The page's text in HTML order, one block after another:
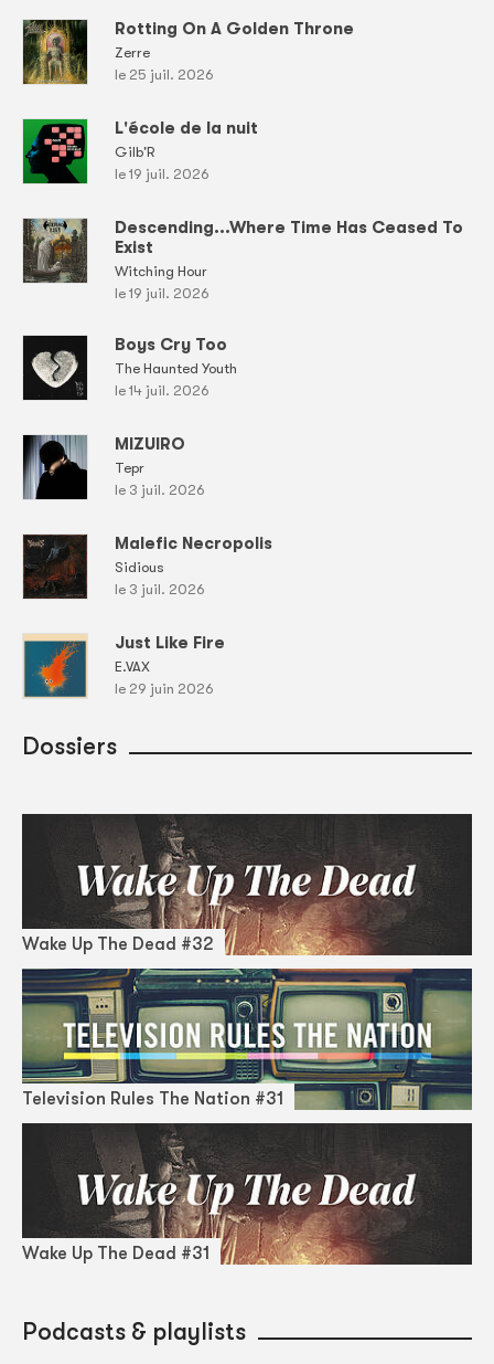
Rotting On A Golden Throne
Zerre
le 25 juil. 2026
L'école de la nuit
Gilb'R
le 19 juil. 2026
Descending...Where Time Has Ceased To
Exist
Witching Hour
le 19 juil. 2026
Boys Cry Too
The Haunted Youth
le 14 juil. 2026
MIZUIRO
Tepr
le 3 juil. 2026
Malefic Necropolis
Sidious
le 3 juil. 2026
Just Like Fire
E.VAX
le 29 juin 2026
Dossiers
Wake Up The Dead #32
Television Rules The Nation #31
Wake Up The Dead #31
Podcasts & playlists